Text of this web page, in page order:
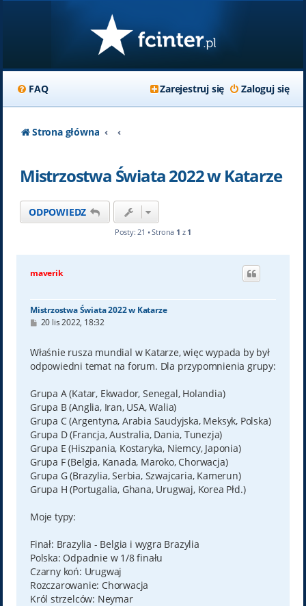
FAQ Zaloguj się
Zarejestruj się
Strona główna
Mistrzostwa Świata 2022 w Katarze
ODPOWIEDZ
Posty: 21 • Strona 1 z 1
maverik
Mistrzostwa Świata 2022 w Katarze
P
t
20 lis 2022, 18:32
Właśnie rusza mundial w Katarze, więc wypada by był
odpowiedni temat na forum. Dla przypomnienia grupy:
Grupa A (Katar, Ekwador, Senegal, Holandia)
Grupa B (Anglia, Iran, USA, Walia)
Grupa C (Argentyna, Arabia Saudyjska, Meksyk, Polska)
Grupa D (Francja, Australia, Dania, Tunezja)
Grupa E (Hiszpania, Kostaryka, Niemcy, Japonia)
Grupa F (Belgia, Kanada, Maroko, Chorwacja)
Grupa G (Brazylia, Serbia, Szwajcaria, Kamerun)
Grupa H (Portugalia, Ghana, Urugwaj, Korea Płd.)
Moje typy:
Finał: Brazylia - Belgia i wygra Brazylia
Polska: Odpadnie w 1/8 finału
Czarny koń: Urugwaj
Rozczarowanie: Chorwacja
Król strzelców: Neymar